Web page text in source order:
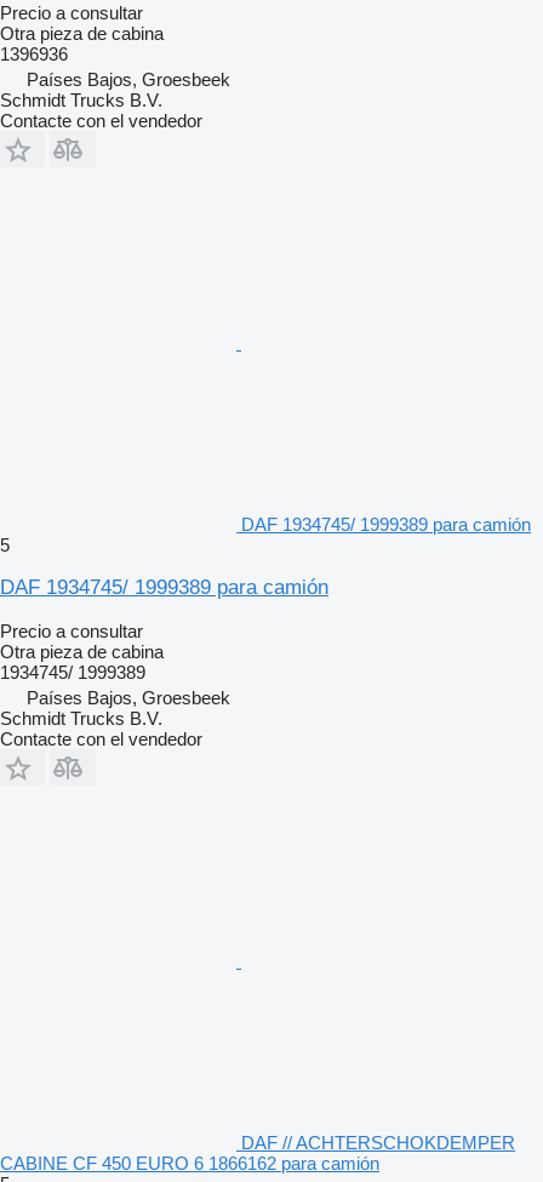
Precio a consultar
Otra pieza de cabina
1396936
Países Bajos, Groesbeek
Schmidt Trucks B.V.
Contacte con el vendedor
DAF 1934745/ 1999389 para camión
5
DAF 1934745/ 1999389 para camión
Precio a consultar
Otra pieza de cabina
1934745/ 1999389
Países Bajos, Groesbeek
Schmidt Trucks B.V.
Contacte con el vendedor
DAF // ACHTERSCHOKDEMPER
CABINE CF 450 EURO 6 1866162 para camión